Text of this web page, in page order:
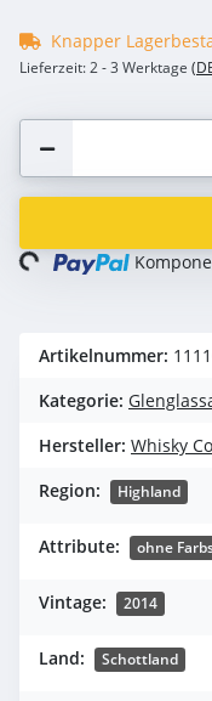
Knapper
Lieferzeit:2 - 3 Werktage
Artikelnummer:
Kategorie:
Hersteller: Whisky
Region:
Highland
Attribute: ohne
Vintage: 2014
Land: Schottland